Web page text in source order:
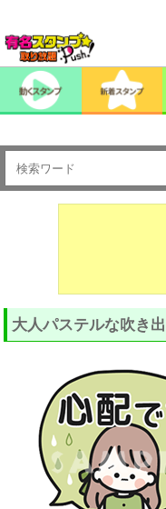
大人パステルな吹き